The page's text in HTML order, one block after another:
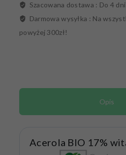
Szacowana dostawa : Do 4
Darmowa wysyłka : Na
powyżej 300zł!
Opis
Acerola BIO 17%